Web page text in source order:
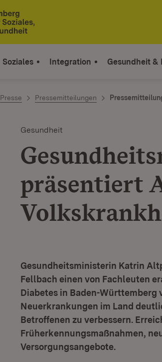
Soziales Integration Gesundheit &
Presse Pressemitteilungen
Gesundheit
präsentiert
Gesundheitsministerin Katrin
Fellbach einen von Fachleuten
Diabetes in Baden-Württemberg
Neuerkrankungen im Land
Betroffenen zu verbessern.
Früherkennungsmaßnahmen,
Versorgungsangebote.